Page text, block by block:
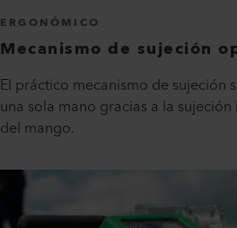
ERGONÓMICO
Mecanismo de sujeción
El práctico mecanismo de sujeción
una sola mano gracias a la
del mango.